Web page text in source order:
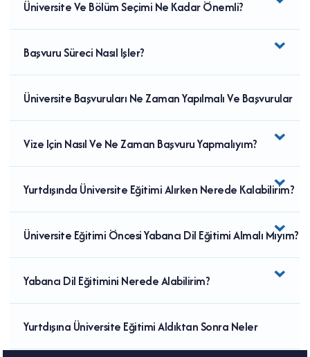
Üniversite Ve Bölüm Seçimi Ne Kadar Önemli?
Başvuru Süreci Nasıl Işler?
Üniversite Başvuruları Ne Zaman Yapılmalı Ve Başvurular
Için Hangi Evraklar Gereklidir?
Vize Için Nasıl Ve Ne Zaman Başvuru Yapmalıyım?
Yurtdışında Üniversite Eğitimi Alırken Nerede Kalabilirim?
Üniversite Eğitimi Öncesi Yabancı Dil Eğitimi Almalı Mıyım?
Yabancı Dil Eğitimini Nerede Alabilirim?
Yurtdışına Üniversite Eğitimi Aldıktan Sonra Neler